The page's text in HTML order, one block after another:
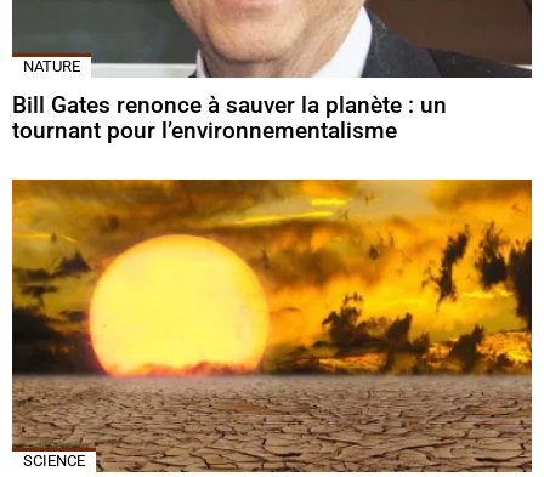
NATURE
Bill Gates renonce à sauver la planète : un
tournant pour l’environnementalisme
SCIENCE